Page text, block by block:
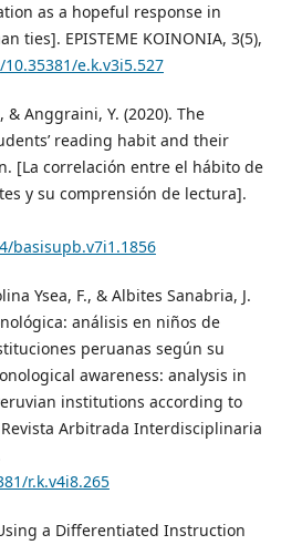
as a hopeful response in
ties]. EPISTEME KOINONIA, 3(5),
e.k.v3i5.527
& Anggraini, Y. (2020). The
reading habit and their
[La correlación entre el hábito de
y su comprensión de lectura].
basisupb.v7i1.1856
Ysea, F., & Albites Sanabria, J.
análisis en niños de
peruanas según su
awareness: analysis in
institutions according to
Arbitrada Interdisciplinaria
r.k.v4i8.265
a Differentiated Instruction